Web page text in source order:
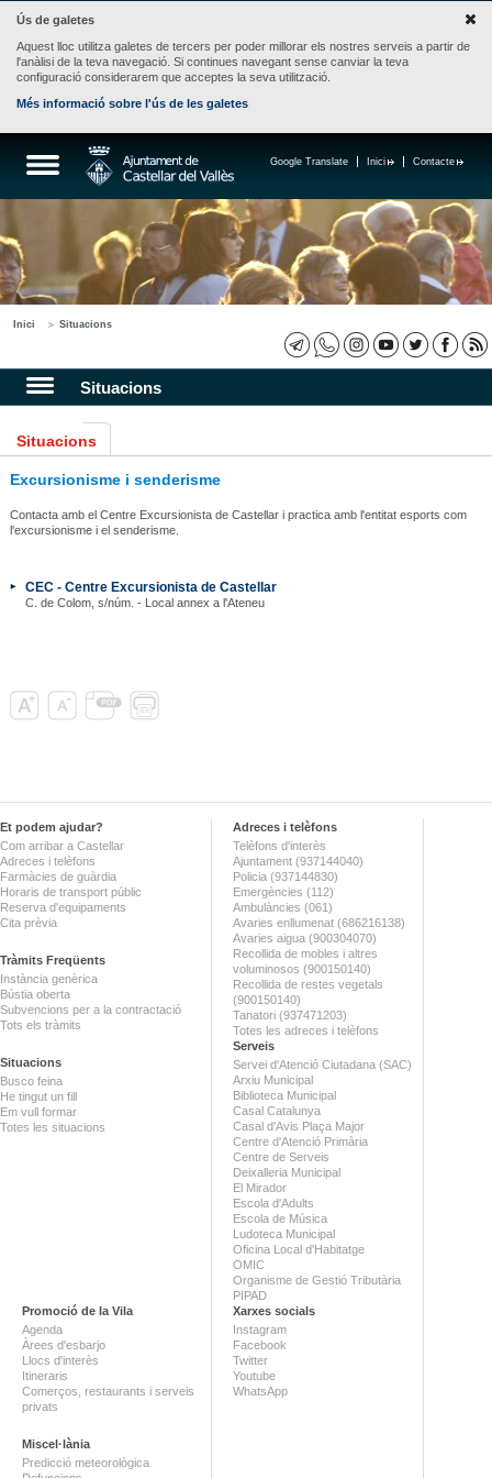
Ús de galetes
Aquest lloc utilitza galetes de tercers per poder millorar els nostres serveis a partir de
l'anàlisi de la teva navegació. Si continues navegant sense canviar la teva
configuració considerarem que acceptes la seva utilització.
Més informació sobre l'ús de les galetes
Contacte
Inici
Google Translate
Inici Situacions
Situacions
Situacions
Excursionisme i senderisme
Contacta amb el Centre Excursionista de Castellar i practica amb l'entitat esports com
l'excursionisme i el senderisme.
CEC - Centre Excursionista de Castellar
C. de Colom, s/núm. - Local annex a l'Ateneu
Et podem ajudar?
Com arribar a Castellar
Adreces i telèfons
Farmàcies de guàrdia
Horaris de transport públic
Reserva d'equipaments
Cita prèvia
Tràmits Freqüents
Instància genèrica
Bústia oberta
Subvencions per a la contractació
Tots els tràmits
Situacions
Busco feina
He tingut un fill
Em vull formar
Totes les situacions
Adreces i telèfons
Telèfons d'interès
Ajuntament (937144040)
Policia (937144830)
Emergències (112)
Ambulàncies (061)
Avaries enllumenat (686216138)
Avaries aigua (900304070)
Recollida de mobles i altres
voluminosos (900150140)
Recollida de restes vegetals
(900150140)
Tanatori (937471203)
Totes les adreces i telèfons
Serveis
Servei d'Atenció Ciutadana (SAC)
Arxiu Municipal
Biblioteca Municipal
Casal Catalunya
Casal d'Avis Plaça Major
Centre d'Atenció Primària
Centre de Serveis
Deixalleria Municipal
El Mirador
Escola d'Adults
Escola de Música
Ludoteca Municipal
Oficina Local d'Habitatge
OMIC
Organisme de Gestió Tributària
PIPAD
Promoció de la Vila
Agenda
Àrees d'esbarjo
Llocs d'interès
Itineraris
Comerços, restaurants i serveis
privats
Miscel·lània
Predicció meteorològica
Xarxes socials
Instagram
Facebook
Twitter
Youtube
WhatsApp